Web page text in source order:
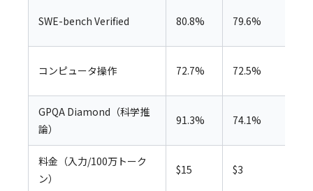
SWE-bench Verified 80.8% 79.6%
コンピュータ操作 72.7% 72.5%
GPQA Diamond（科学推
論）
91.3% 74.1%
料金（入力/100万トーク
ン）
$15 $3